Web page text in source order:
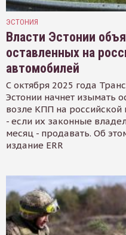
ЭСТОНИЯ
Власти Эстонии
оставленных на
автомобилей
С октября 2025 года
Эстонии начнет изымать
возле КПП на российской
- если их законные
месяц - продавать. Об
издание ERR